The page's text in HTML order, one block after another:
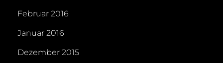
Februar 2016
Januar 2016
Dezember 2015